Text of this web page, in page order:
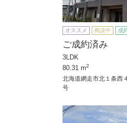
オススメ 商談中 成
ご成約済み
3LDK
80.31 m2
北海道網走市北１条西
号